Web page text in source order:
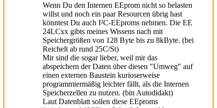
Wenn Du den Internen EEprom nicht so belasten
willst und noch ein paar Resourcen übrig hast
könntest Du auch I²C-EEproms nehmen. Die EE
24LCxx gibts meines Wissens nach mit
Speichergrößen von 128 Byte bis zu 8kByte. (bei
Reichelt ab rund 25C/St)
Mir sind die sogar lieber, weil mir das
abspeichern der Daten über diesen "Umweg" auf
einen externen Baustein kurioserweise
programmiermäßig leichter fällt, als die Internen
Speicherzellen zu nutzen. (bin Autodidakt)
Laut Datenblatt sollen diese EEproms